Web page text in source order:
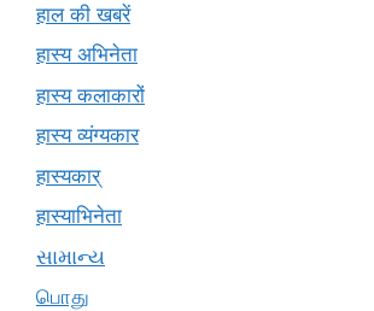
हाल की खबरें
हास्य अभिनेता
हास्य कलाकारों
हास्य व्यंग्यकार
हास्यकार्
हास्याभिनेता
સામાન્ય
பொது